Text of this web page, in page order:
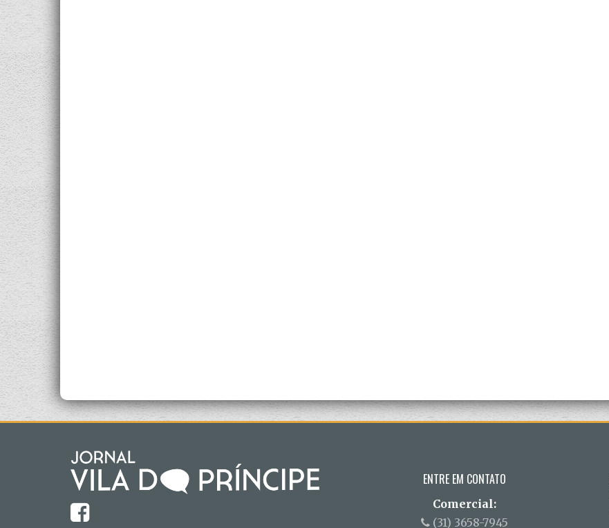
ENTRE EM CONTATO
Comercial:
(31) 3658-7945